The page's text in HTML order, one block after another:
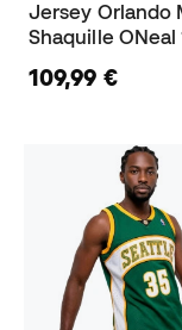
Jersey Orlando
Shaquille ONeal
109,99 €